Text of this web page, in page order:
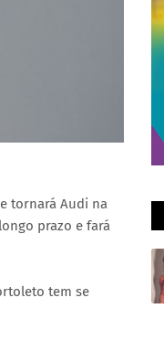
tornará Audi na
prazo e fará
tem se